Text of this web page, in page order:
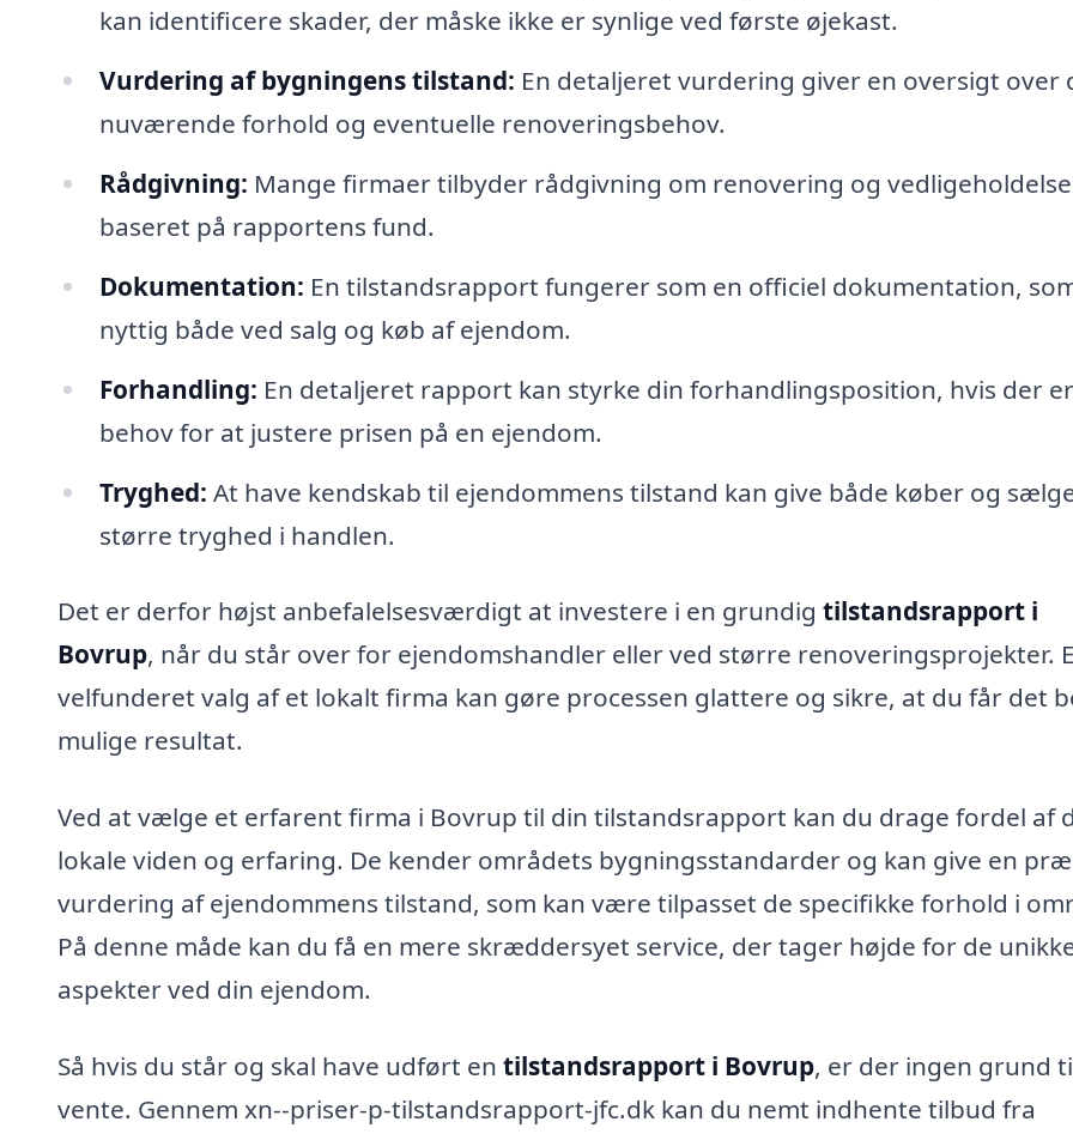
kan identificere skader, der måske ikke er synlige ved første øjekast.
Vurdering af bygningens tilstand: En detaljeret vurdering giver en oversigt over
nuværende forhold og eventuelle renoveringsbehov.
Rådgivning: Mange firmaer tilbyder rådgivning om renovering og vedligeholdelse
baseret på rapportens fund.
Dokumentation: En tilstandsrapport fungerer som en officiel dokumentation,
nyttig både ved salg og køb af ejendom.
Forhandling: En detaljeret rapport kan styrke din forhandlingsposition, hvis der er
behov for at justere prisen på en ejendom.
Tryghed: At have kendskab til ejendommens tilstand kan give både køber og
større tryghed i handlen.
Det er derfor højst anbefalelsesværdigt at investere i en grundig tilstandsrapport i
Bovrup, når du står over for ejendomshandler eller ved større renoveringsprojekter.
velfunderet valg af et lokalt firma kan gøre processen glattere og sikre, at du får det
mulige resultat.
Ved at vælge et erfarent firma i Bovrup til din tilstandsrapport kan du drage fordel af
lokale viden og erfaring. De kender områdets bygningsstandarder og kan give en
vurdering af ejendommens tilstand, som kan være tilpasset de specifikke forhold i
På denne måde kan du få en mere skræddersyet service, der tager højde for de
aspekter ved din ejendom.
Så hvis du står og skal have udført en tilstandsrapport i Bovrup, er der ingen grund
vente. Gennem xn--priser-p-tilstandsrapport-jfc.dk kan du nemt indhente tilbud fra